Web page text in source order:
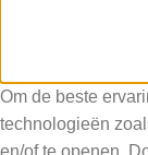
Om de beste
technologieën
en/of te openen.